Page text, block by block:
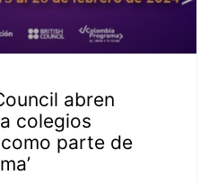
abren
colegios
parte de